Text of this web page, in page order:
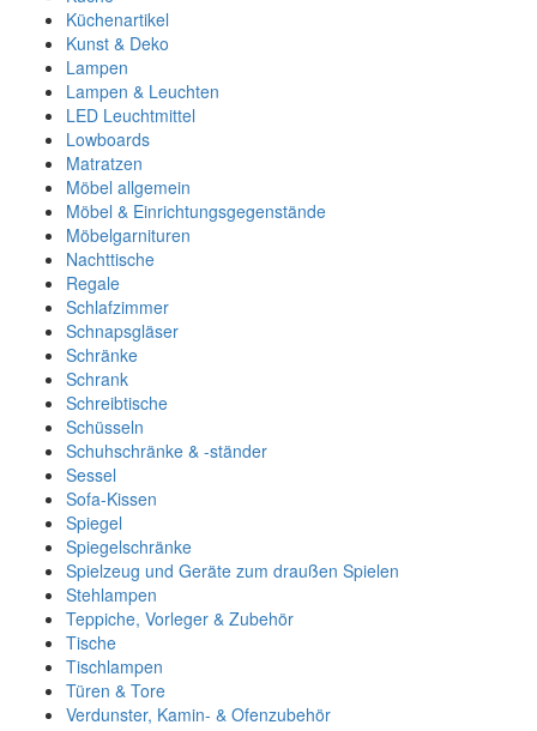
Küchenartikel
Kunst & Deko
Lampen
Lampen & Leuchten
LED Leuchtmittel
Lowboards
Matratzen
Möbel allgemein
Möbel & Einrichtungsgegenstände
Möbelgarnituren
Nachttische
Regale
Schlafzimmer
Schnapsgläser
Schränke
Schrank
Schreibtische
Schüsseln
Schuhschränke & -ständer
Sessel
Sofa-Kissen
Spiegel
Spiegelschränke
Spielzeug und Geräte zum draußen Spielen
Stehlampen
Teppiche, Vorleger & Zubehör
Tische
Tischlampen
Türen & Tore
Verdunster, Kamin- & Ofenzubehör